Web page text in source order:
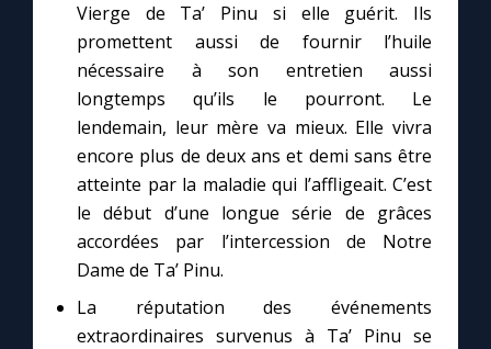
Vierge de Ta’ Pinu si elle guérit. Ils
promettent aussi de fournir l’huile
nécessaire à son entretien aussi
longtemps qu’ils le pourront. Le
lendemain, leur mère va mieux. Elle vivra
encore plus de deux ans et demi sans être
atteinte par la maladie qui l’affligeait. C’est
le début d’une longue série de grâces
accordées par l’intercession de Notre
Dame de Ta’ Pinu.
La réputation des événements
extraordinaires survenus à Ta’ Pinu se